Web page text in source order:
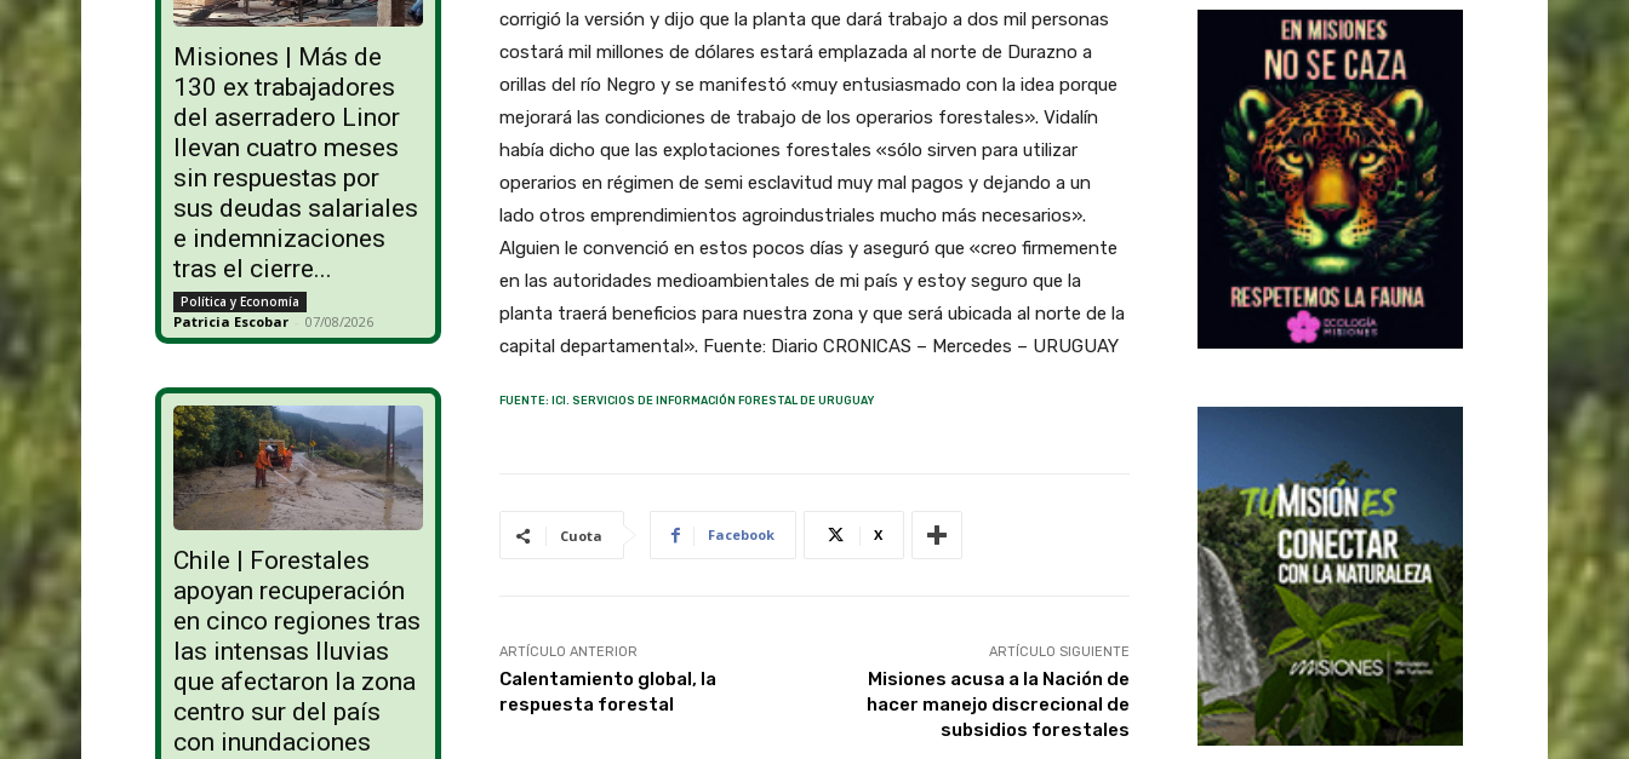
Misiones | Más de
130 ex trabajadores
del aserradero Linor
llevan cuatro meses
sin respuestas por
sus deudas salariales
e indemnizaciones
tras el cierre...
Política y Economía
Patricia Escobar - 07/08/2026
Chile | Forestales
apoyan recuperación
en cinco regiones tras
las intensas lluvias
que afectaron la zona
centro sur del país
con inundaciones
corrigió la versión y dijo que la planta que dará trabajo a dos mil personas
costará mil millones de dólares estará emplazada al norte de Durazno a
orillas del río Negro y se manifestó «muy entusiasmado con la idea porque
mejorará las condiciones de trabajo de los operarios forestales». Vidalín
había dicho que las explotaciones forestales «sólo sirven para utilizar
operarios en régimen de semi esclavitud muy mal pagos y dejando a un
lado otros emprendimientos agroindustriales mucho más necesarios».
Alguien le convenció en estos pocos días y aseguró que «creo firmemente
en las autoridades medioambientales de mi país y estoy seguro que la
planta traerá beneficios para nuestra zona y que será ubicada al norte de la
capital departamental». Fuente: Diario CRONICAS – Mercedes – URUGUAY
FUENTE: ICI. SERVICIOS DE INFORMACIÓN FORESTAL DE URUGUAY
Cuota Facebook X
ARTÍCULO ANTERIOR
Calentamiento global, la
respuesta forestal
ARTÍCULO SIGUIENTE
Misiones acusa a la Nación de
hacer manejo discrecional de
subsidios forestales